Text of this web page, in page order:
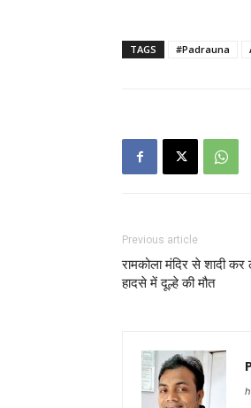
TAGS #Padrauna
Previous article
रामकोला मंदिर से शादी
हादसे में दूल्हे की मौत